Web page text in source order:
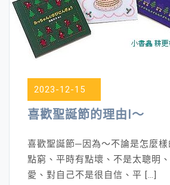
2023-12-15
喜歡聖誕節的理由Ⅰ～
喜歡聖誕節─因為～不論是怎麼
點窮、平時有點壞、不是太聰明
愛、對自己不是很自信、平 […]